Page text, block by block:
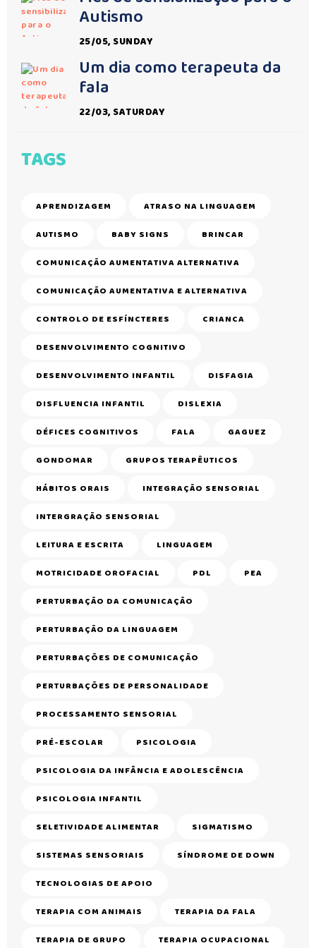
Autismo
25/05, SUNDAY
Um dia como terapeuta da
fala
22/03, SATURDAY
TAGS
APRENDIZAGEM ATRASO NA LINGUAGEM
AUTISMO BABY SIGNS BRINCAR
COMUNICAÇÃO AUMENTATIVA ALTERNATIVA
COMUNICAÇÃO AUMENTATIVA E ALTERNATIVA
CONTROLO DE ESFÍNCTERES CRIANCA
DESENVOLVIMENTO COGNITIVO
DESENVOLVIMENTO INFANTIL DISFAGIA
DISFLUENCIA INFANTIL DISLEXIA
DÉFICES COGNITIVOS FALA GAGUEZ
GONDOMAR GRUPOS TERAPÊUTICOS
HÁBITOS ORAIS INTEGRAÇÃO SENSORIAL
INTERGRAÇÃO SENSORIAL
LEITURA E ESCRITA LINGUAGEM
MOTRICIDADE OROFACIAL PDL PEA
PERTURBAÇÃO DA COMUNICAÇÃO
PERTURBAÇÃO DA LINGUAGEM
PERTURBAÇÕES DE COMUNICAÇÃO
PERTURBAÇÕES DE PERSONALIDADE
PROCESSAMENTO SENSORIAL
PRÉ-ESCOLAR PSICOLOGIA
PSICOLOGIA DA INFÂNCIA E ADOLESCÊNCIA
PSICOLOGIA INFANTIL
SELETIVIDADE ALIMENTAR SIGMATISMO
SISTEMAS SENSORIAIS SÍNDROME DE DOWN
TECNOLOGIAS DE APOIO
TERAPIA COM ANIMAIS TERAPIA DA FALA
TERAPIA DE GRUPO TERAPIA OCUPACIONAL